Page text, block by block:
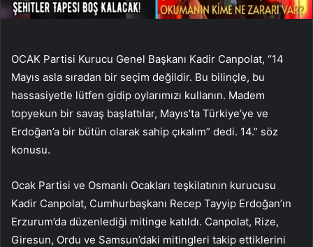
OCAK Partisi Kurucu Genel Başkanı Kadir Canpolat, “14
Mayıs asla sıradan bir seçim değildir. Bu bilinçle, bu
hassasiyetle lütfen gidip oylarımızı kullanın. Madem
topyekun bir savaş başlattılar, Mayıs’ta Türkiye’ye ve
Erdoğan’a bir bütün olarak sahip çıkalım” dedi. 14.” söz
konusu.
Ocak Partisi ve Osmanlı Ocakları teşkilatının kurucusu
Kadir Canpolat, Cumhurbaşkanı Recep Tayyip Erdoğan’ın
Erzurum’da düzenlediği mitinge katıldı. Canpolat, Rize,
Giresun, Ordu ve Samsun’daki mitingleri takip ettiklerini